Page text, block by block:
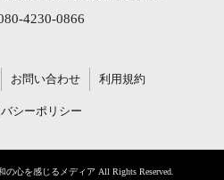
4230-0866
お問い合わせ 利用規約
シーポリシー
心を感じるメディア All Rights Reserved.